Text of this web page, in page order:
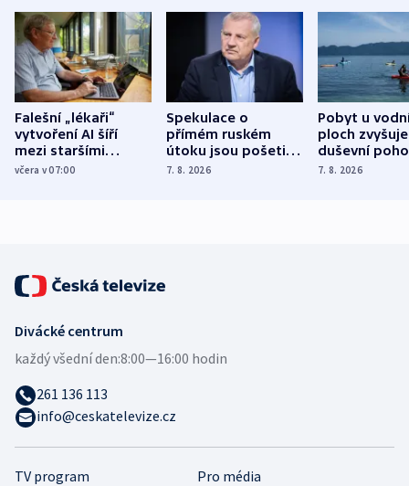
Falešní „lékaři“
vytvoření AI šíří
mezi staršími
Poláky nebezpečné
včera v 07:00
Spekulace o
přímém ruském
útoku jsou pošetilé,
míní estonský
7. 8. 2026
Pobyt u
ploch zvyšuje
duševní
ukázala
7. 8. 2026
TV program Pro média
Divácké centrum
každý všední den:8:00—16:00 hodin
261 136 113
info@ceskatelevize.cz